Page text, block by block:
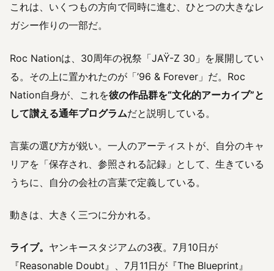
これは、いくつもの方向で同時に進む、ひとつの大きなレ
ガシー作りの一部だ。
Roc Nationは、30周年の祝祭「JAŸ-Z 30」を展開してい
る。その上に置かれたのが「’96 & Forever」だ。Roc
Nation自身が、これを彼の作品群を“文化的アーカイブ”と
して讃える通年プログラムだと説明している。
言葉の選び方が鋭い。一人のアーティストが、自分のキャ
リアを「保存され、参照される記録」として、生きている
うちに、自分の会社の言葉で定義している。
動きは、大きく三つに分かれる。
ライブ。 ヤンキースタジアムの3夜。7月10日が
『Reasonable Doubt』、7月11日が『The Blueprint』